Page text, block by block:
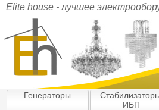
Elite house - лучшее
Генераторы
ИБП